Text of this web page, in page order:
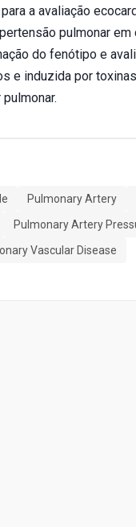
a avaliação
pulmonar em
do fenótipo e
e induzida por
Pulmonary Artery
Pulmonary Artery
Vascular Disease